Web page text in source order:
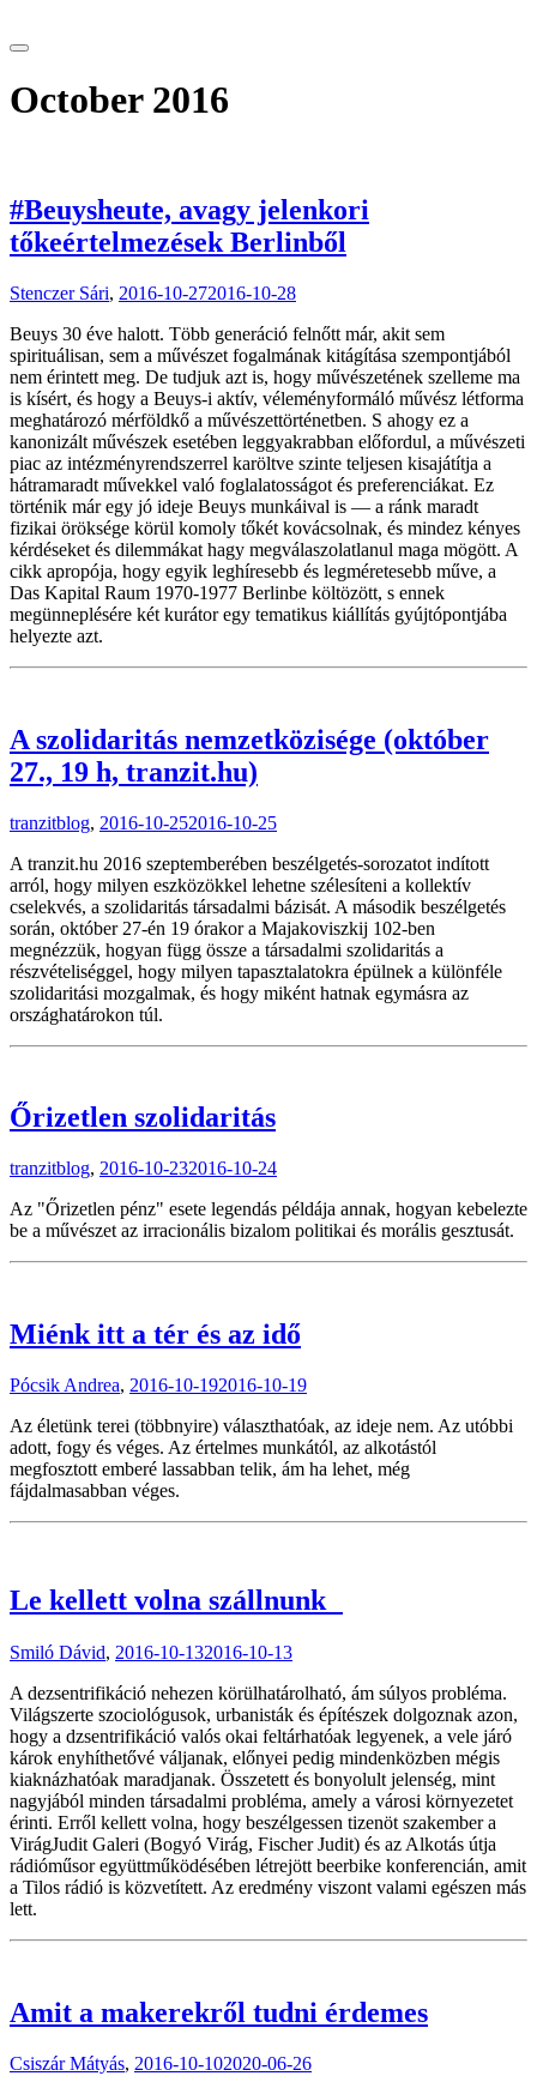
October 2016
#Beuysheute, avagy jelenkori
tőkeértelmezések Berlinből
Stenczer Sári, 2016-10-272016-10-28
Beuys 30 éve halott. Több generáció felnőtt már, akit sem
spirituálisan, sem a művészet fogalmának kitágítása szempontjából
nem érintett meg. De tudjuk azt is, hogy művészetének szelleme ma
is kísért, és hogy a Beuys-i aktív, véleményformáló művész létforma
meghatározó mérföldkő a művészettörténetben. S ahogy ez a
kanonizált művészek esetében leggyakrabban előfordul, a művészeti
piac az intézményrendszerrel karöltve szinte teljesen kisajátítja a
hátramaradt művekkel való foglalatosságot és preferenciákat. Ez
történik már egy jó ideje Beuys munkáival is — a ránk maradt
fizikai öröksége körül komoly tőkét kovácsolnak, és mindez kényes
kérdéseket és dilemmákat hagy megválaszolatlanul maga mögött. A
cikk apropója, hogy egyik leghíresebb és legméretesebb műve, a
Das Kapital Raum 1970-1977 Berlinbe költözött, s ennek
megünneplésére két kurátor egy tematikus kiállítás gyújtópontjába
helyezte azt.
A szolidaritás nemzetközisége (október
27., 19 h, tranzit.hu)
tranzitblog, 2016-10-252016-10-25
A tranzit.hu 2016 szeptemberében beszélgetés-sorozatot indított
arról, hogy milyen eszközökkel lehetne szélesíteni a kollektív
cselekvés, a szolidaritás társadalmi bázisát. A második beszélgetés
során, október 27-én 19 órakor a Majakoviszkij 102-ben
megnézzük, hogyan függ össze a társadalmi szolidaritás a
részvételiséggel, hogy milyen tapasztalatokra épülnek a különféle
szolidaritási mozgalmak, és hogy miként hatnak egymásra az
országhatárokon túl.
Őrizetlen szolidaritás
tranzitblog, 2016-10-232016-10-24
Az "Őrizetlen pénz" esete legendás példája annak, hogyan kebelezte
be a művészet az irracionális bizalom politikai és morális gesztusát.
Miénk itt a tér és az idő
Pócsik Andrea, 2016-10-192016-10-19
Az életünk terei (többnyire) választhatóak, az ideje nem. Az utóbbi
adott, fogy és véges. Az értelmes munkától, az alkotástól
megfosztott emberé lassabban telik, ám ha lehet, még
fájdalmasabban véges.
Le kellett volna szállnunk
Smiló Dávid, 2016-10-132016-10-13
A dezsentrifikáció nehezen körülhatárolható, ám súlyos probléma.
Világszerte szociológusok, urbanisták és építészek dolgoznak azon,
hogy a dzsentrifikáció valós okai feltárhatóak legyenek, a vele járó
károk enyhíthetővé váljanak, előnyei pedig mindenközben mégis
kiaknázhatóak maradjanak. Összetett és bonyolult jelenség, mint
nagyjából minden társadalmi probléma, amely a városi környezetet
érinti. Erről kellett volna, hogy beszélgessen tizenöt szakember a
VirágJudit Galeri (Bogyó Virág, Fischer Judit) és az Alkotás útja
rádióműsor együttműködésében létrejött beerbike konferencián, amit
a Tilos rádió is közvetített. Az eredmény viszont valami egészen más
lett.
Amit a makerekről tudni érdemes
Csiszár Mátyás, 2016-10-102020-06-26